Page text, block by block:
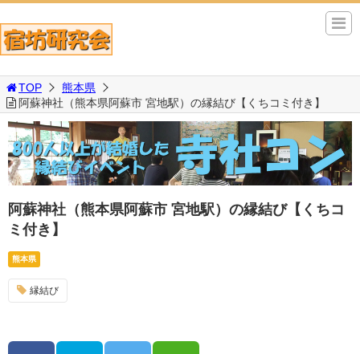
TOP
熊本県
阿蘇神社（熊本県阿蘇市 宮地駅）の縁結び【くちコミ付き】
阿蘇神社（熊本県阿蘇市 宮地駅）の縁結び【くちコ
ミ付き】
熊本県
縁結び